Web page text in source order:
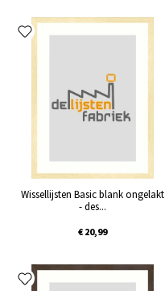
Wissellijsten Basic blank ongelakt
- des...
€ 20,99